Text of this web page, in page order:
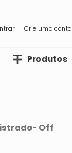
Crie uma conta
LiquidaProdutos
Off